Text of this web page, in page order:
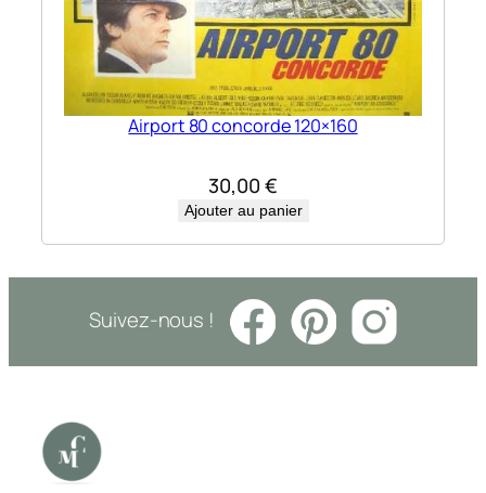
Airport 80 concorde 120×160
30,00 €
Ajouter au panier
Suivez-nous !